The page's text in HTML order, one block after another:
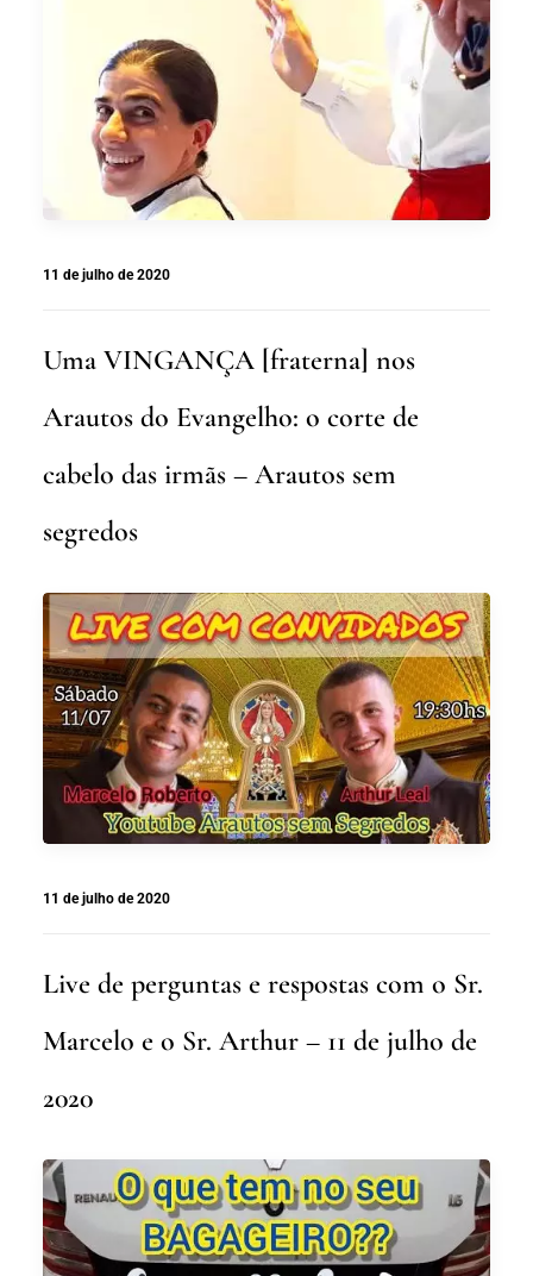
11 de julho de 2020
Uma VINGANÇA [fraterna] nos
Arautos do Evangelho: o corte de
cabelo das irmãs – Arautos sem
segredos
11 de julho de 2020
Live de perguntas e respostas com o Sr.
Marcelo e o Sr. Arthur – 11 de julho de
2020